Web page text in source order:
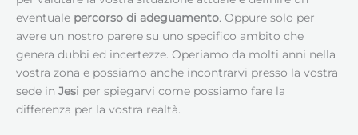
eventuale percorso di adeguamento. Oppure solo per
avere un nostro parere su uno specifico ambito che
genera dubbi ed incertezze. Operiamo da molti anni nella
vostra zona e possiamo anche incontrarvi presso la vostra
sede in Jesi per spiegarvi come possiamo fare la
differenza per la vostra realtà.